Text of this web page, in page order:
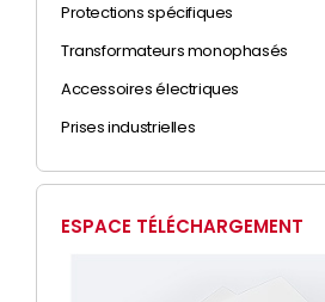
Protections spécifiques
Transformateurs monophasés
Accessoires électriques
Prises industrielles
ESPACE TÉLÉCHARGEMENT